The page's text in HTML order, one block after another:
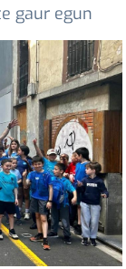
gaur egun